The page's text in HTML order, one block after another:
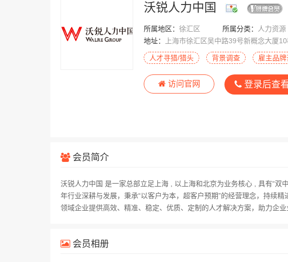
沃锐人力中国
所属地区： 徐汇区 所属分类： 人力资源
地址：
上海市徐汇区吴中路39号新概念大厦10
人才寻猎/猎头 背景调查 雇主品
访问官网 登录后查
会员简介
沃锐人力中国 是一家总部立足上海 , 以上海和北京为业务核心 , 具有“
年行业深耕与发展，秉承“以客户为本，超客户预期”的经营理念，持续
领域企业提供高效、精准、稳定、优质、定制的人才解决方案，助力企业
会员相册